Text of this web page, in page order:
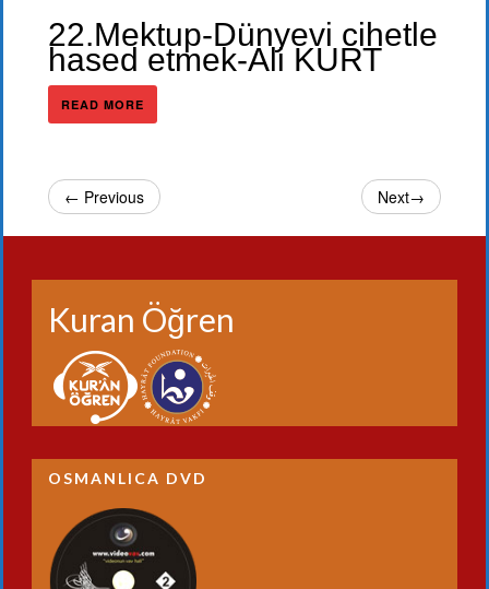
22.Mektup-Dünyevi cihetle
hased etmek-Ali KURT
READ MORE
← Previous Next→
Kuran Öğren
OSMANLICA DVD